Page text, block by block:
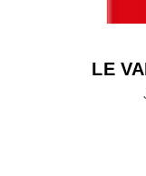
LE